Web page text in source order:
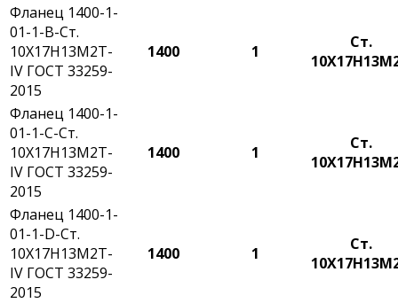
Фланец 1400-1-
01-1-B-Ст.
10Х17Н13М2Т-
IV ГОСТ 33259-
2015
1400 1
Ст.
Фланец 1400-1-
01-1-С-Ст.
10Х17Н13М2Т-
IV ГОСТ 33259-
2015
1400 1
Ст.
Фланец 1400-1-
01-1-D-Ст.
10Х17Н13М2Т-
IV ГОСТ 33259-
2015
1400 1
Ст.